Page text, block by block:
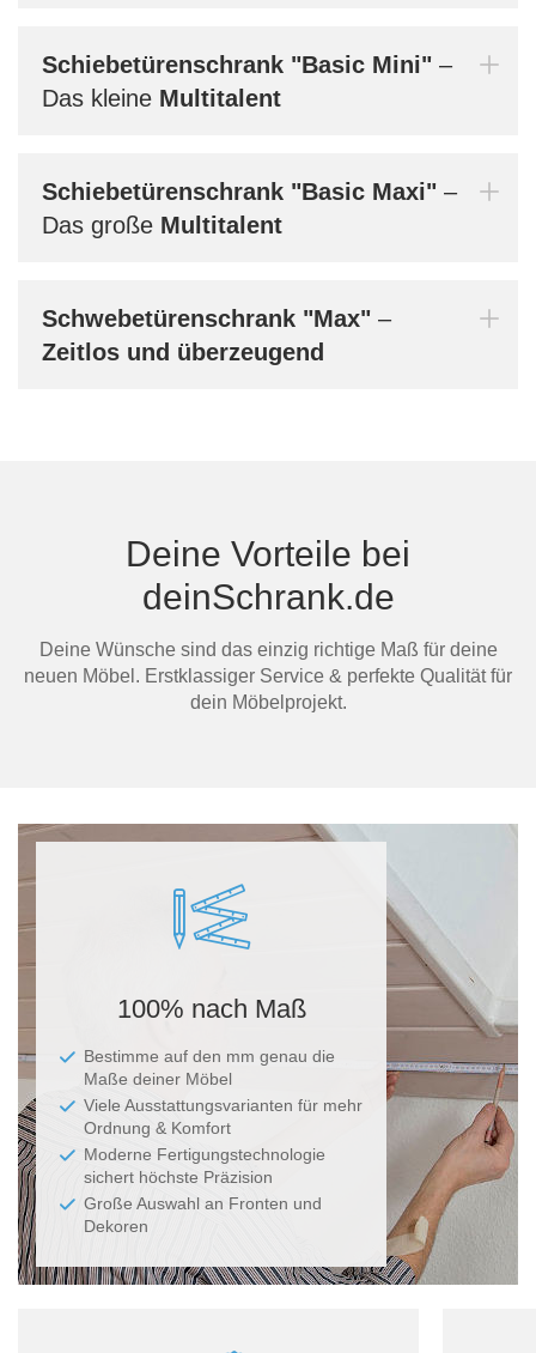
Schiebetürenschrank "Basic Mini" –
Das kleine Multitalent
Schiebetürenschrank "Basic Maxi" –
Das große Multitalent
Schwebetürenschrank "Max" –
Zeitlos und überzeugend
Deine Vorteile bei
deinSchrank.de
Deine Wünsche sind das einzig richtige Maß für deine
neuen Möbel. Erstklassiger Service & perfekte Qualität für
dein Möbelprojekt.
100% nach Maß
Bestimme auf den mm genau die
Maße deiner Möbel
Viele Ausstattungsvarianten für mehr
Ordnung & Komfort
Moderne Fertigungstechnologie
sichert höchste Präzision
Große Auswahl an Fronten und
Dekoren